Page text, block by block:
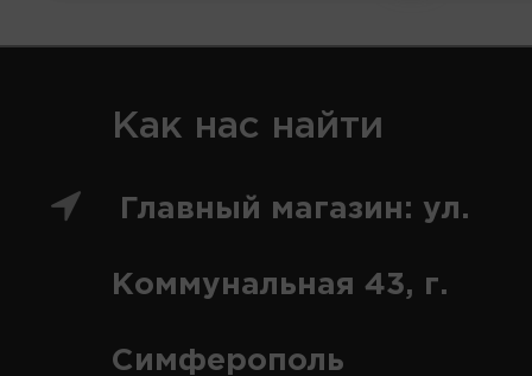
Как нас найти
Главный магазин: ул.
Коммунальная 43, г.
Симферополь